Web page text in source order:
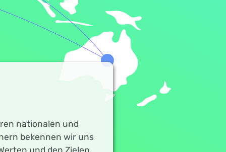
nationalen und
bekennen wir uns
und den Zielen